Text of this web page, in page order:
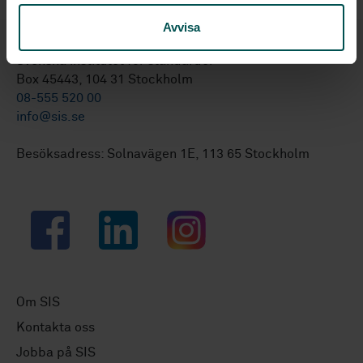
Avvisa
Svenska institutet för standarder
Box 45443, 104 31 Stockholm
08-555 520 00
info@sis.se
Besöksadress: Solnavägen 1E, 113 65 Stockholm
Facebook LinkedIn Instagram
Om SIS
Kontakta oss
Jobba på SIS